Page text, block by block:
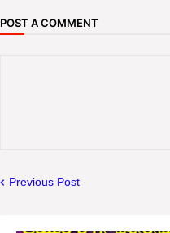
POST A COMMENT
Previous Post